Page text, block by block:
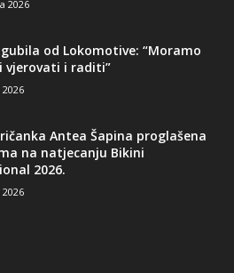
2026
od Lokomotive: “Moramo
vjerovati i raditi”
Antea Šapina proglašena
na natjecanju Bikini
2026.